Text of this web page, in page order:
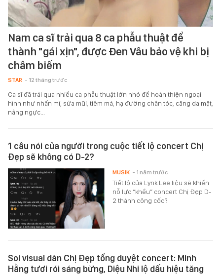
Nam ca sĩ trải qua 8 ca phẫu thuật để
thành "gái xịn", được Đen Vâu bảo vệ khi bị
châm biếm
STAR - 12 tháng trước
Ca sĩ đã trải qua nhiều ca phẫu thuật lớn nhỏ để hoàn thiện ngoại
hình như nhấn mí, sửa mũi, tiêm má, hạ đường chân tóc, căng da mặt,
nâng ngực...
1 câu nói của người trong cuộc tiết lộ concert Chị
Đẹp sẽ không có D-2?
Tiết lộ của Lynk Lee liệu sẽ khiến
nỗ lực “khều” concert Chị Đẹp D-
2 thành công cốc?
MUSIK - 1 năm trước
Soi visual dàn Chị Đẹp tổng duyệt concert: Minh
Hằng tươi rói sáng bừng, Diệu Nhi lộ dấu hiệu tăng